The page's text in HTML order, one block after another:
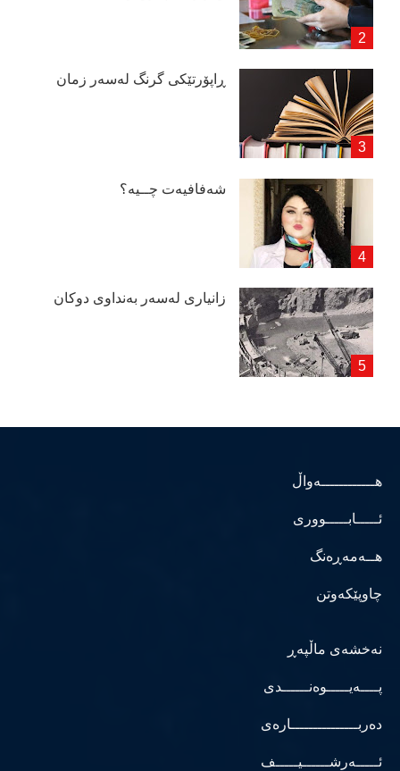
ڕاپۆرتێكی گرنگ لەسەر زمان
شەفافیەت چــیە؟
زانیاری لەسەر بەنداوی دوكان
هــــــــــــەواڵ
ئـــــابـــــووری
هــەمەڕەنگ
چاوپێکەوتن
نەخشەی ماڵپەڕ
پــــەیـــــوەنــــــدی
دەربـــــــــــــــارەی
ئـــــەرشــــــیـــــف